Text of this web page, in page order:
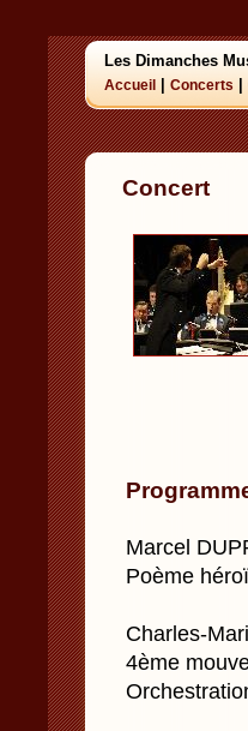
Les Dimanches
Accueil Concerts
Concert
Marcel
Poème
Charles-
4ème